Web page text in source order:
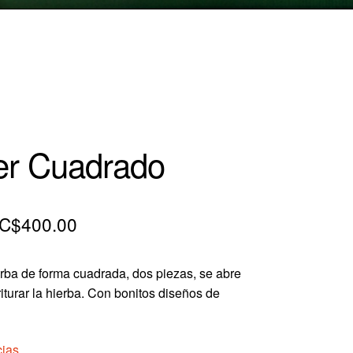
Cuadrado
El
C$400.00El
actual
de forma cuadrada, dos piezas, se abre
la hierba. Con bonitos diseños de